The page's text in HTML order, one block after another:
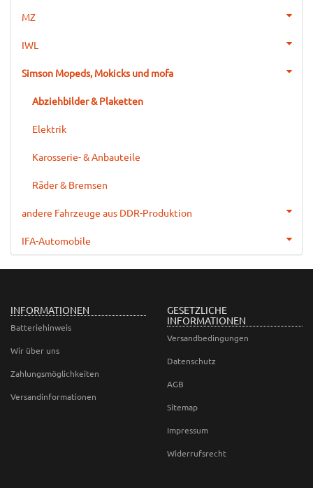
MZ
IWL
Simson Mopeds, Mokicks und mofa
Abziehbilder & Plaketten
Elektrik
Karosserie- & Anbauteile
Räder & Bremsen
andere Fahrzeuge aus DDR-Produktion
IFA-Automobile
INFORMATIONEN
Batteriehinweis
Wir über uns
Zahlungsmöglichkeiten
Versandinformationen
GESETZLICHE
INFORMATIONEN
Versandbedingungen
Datenschutz
AGB
Sitemap
Impressum
Widerrufsrecht